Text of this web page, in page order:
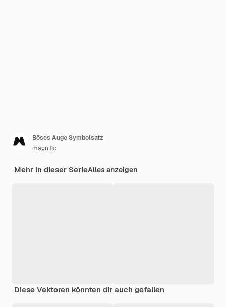
Böses Auge Symbolsatz
magnific
Mehr in dieser SerieAlles anzeigen
Diese Vektoren könnten dir auch gefallen